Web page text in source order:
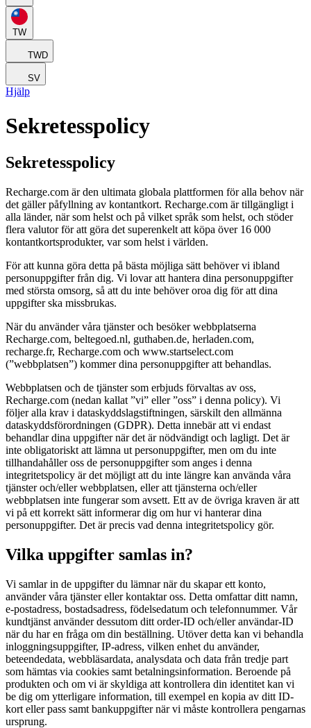
TW
TWD
SV
Hjälp
Sekretesspolicy
Sekretesspolicy
Recharge.com är den ultimata globala plattformen för alla behov när
det gäller påfyllning av kontantkort. Recharge.com är tillgängligt i
alla länder, när som helst och på vilket språk som helst, och stöder
flera valutor för att göra det superenkelt att köpa över 16 000
kontantkortsprodukter, var som helst i världen.
För att kunna göra detta på bästa möjliga sätt behöver vi ibland
personuppgifter från dig. Vi lovar att hantera dina personuppgifter
med största omsorg, så att du inte behöver oroa dig för att dina
uppgifter ska missbrukas.
När du använder våra tjänster och besöker webbplatserna
Recharge.com, beltegoed.nl, guthaben.de, herladen.com,
recharge.fr, Recharge.com och www.startselect.com
(”webbplatsen”) kommer dina personuppgifter att behandlas.
Webbplatsen och de tjänster som erbjuds förvaltas av oss,
Recharge.com (nedan kallat ”vi” eller ”oss” i denna policy). Vi
följer alla krav i dataskyddslagstiftningen, särskilt den allmänna
dataskyddsförordningen (GDPR). Detta innebär att vi endast
behandlar dina uppgifter när det är nödvändigt och lagligt. Det är
inte obligatoriskt att lämna ut personuppgifter, men om du inte
tillhandahåller oss de personuppgifter som anges i denna
integritetspolicy är det möjligt att du inte längre kan använda våra
tjänster och/eller webbplatsen, eller att tjänsterna och/eller
webbplatsen inte fungerar som avsett. Ett av de övriga kraven är att
vi på ett korrekt sätt informerar dig om hur vi hanterar dina
personuppgifter. Det är precis vad denna integritetspolicy gör.
Vilka uppgifter samlas in?
Vi samlar in de uppgifter du lämnar när du skapar ett konto,
använder våra tjänster eller kontaktar oss. Detta omfattar ditt namn,
e-postadress, bostadsadress, födelsedatum och telefonnummer. Vår
kundtjänst använder dessutom ditt order-ID och/eller användar-ID
när du har en fråga om din beställning. Utöver detta kan vi behandla
inloggningsuppgifter, IP-adress, vilken enhet du använder,
beteendedata, webbläsardata, analysdata och data från tredje part
som hämtas via cookies samt betalningsinformation. Beroende på
produkten och om vi är skyldiga att kontrollera din identitet kan vi
be dig om ytterligare information, till exempel en kopia av ditt ID-
kort eller pass samt bankuppgifter när vi måste kontrollera pengarnas
ursprung.